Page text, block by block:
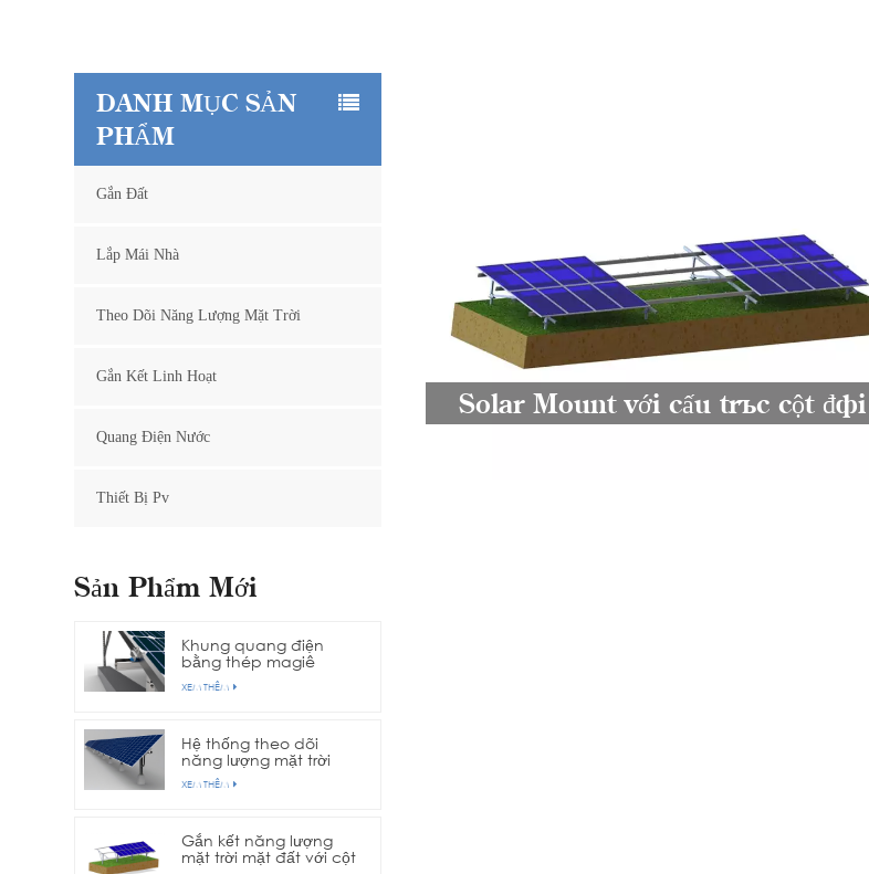
Solar Mount với cấu trúc cột đôi
DANH MỤC SẢN
PHẨM
Gắn Đất
Lắp Mái Nhà
Theo Dõi Năng Lượng Mặt Trời
Gắn Kết Linh Hoạt
Quang Điện Nước
Thiết Bị Pv
Sản Phẩm Mới
Khung quang điện
bằng thép magiê
nhôm kẽm
XEM THÊM
Hệ thống theo dõi
năng lượng mặt trời
trục đơn hàng
XEM THÊM
Gắn kết năng lượng
mặt trời mặt đất với cột